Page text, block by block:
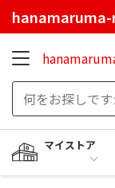
hanamaruma-
マイストア